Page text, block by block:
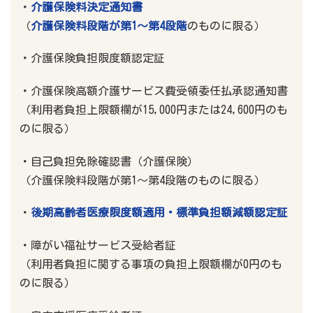
・ 介護保険料決定通知書
（介護保険料段階が第1～第4段階のものに限る）
・介護保険負担限度額認定証
・介護保険高額介護サービス費受領委任払承認通知書
（利用者負担上限額欄が15,000円または24,600円のも
のに限る）
・自己負担免除確認書（介護保険）
（介護保険料段階が第1～第4段階のものに限る）
・ 後期高齢者医療限度額適用・標準負担額減額認定証
・障がい福祉サービス受給者証
（利用者負担に関する事項の負担上限額欄が0円のも
のに限る）